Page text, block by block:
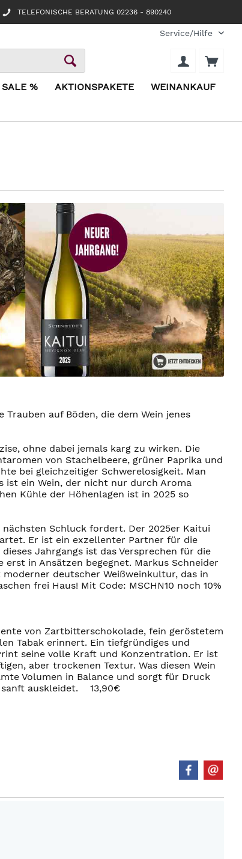
TELEFONISCHE BERATUNG 02236 - 890240
Service/Hilfe
SALE % AKTIONSPAKETE WEINANKAUF
auf Böden, die dem Wein jenes
ohne dabei jemals karg zu wirken. Die
von Stachelbeere, grüner Paprika und
bei gleichzeitiger Schwerelosigkeit. Man
ist ein Wein, der nicht nur durch Aroma
Kühle der Höhenlagen ist in 2025 so
Schluck fordert. Der 2025er Kaitui
Er ist ein exzellenter Partner für die
Jahrgangs ist das Versprechen für die
in Ansätzen begegnet. Markus Schneider
deutscher Weißweinkultur, das in
frei Haus! Mit Code: MSCHN10 noch 10%
von Zartbitterschokolade, fein geröstetem
Tabak erinnert. Ein tiefgründiges und
seine volle Kraft und Konzentration. Er ist
aber trockenen Textur. Was diesen Wein
Volumen in Balance und sorgt für Druck
sanft auskleidet. 13,90€